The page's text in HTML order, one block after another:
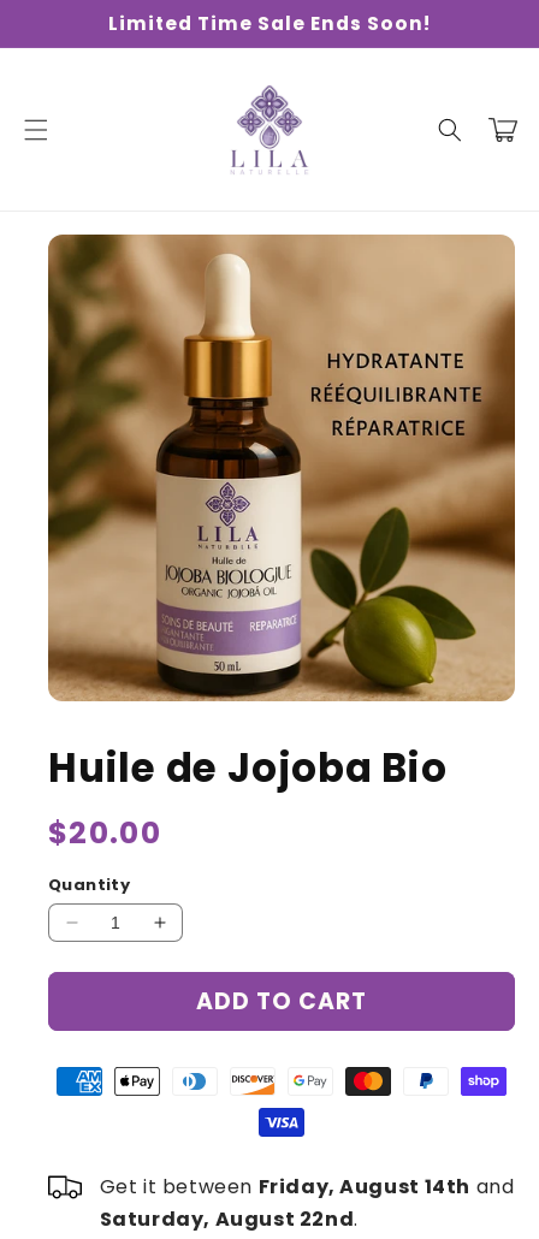
content
Limited Time Sale Ends Soon!
Cart
Skip to
product
information
Huile de Jojoba Bio
Regular
$20.00
Quantity
Decrease
de
Bio
Increase
Huile
de
Bio
ADD TO CART
Get it between Friday, August 14th and
Saturday, August 22nd.